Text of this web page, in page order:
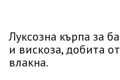
Луксозна кърпа за
и вискоза, добита
влакна.